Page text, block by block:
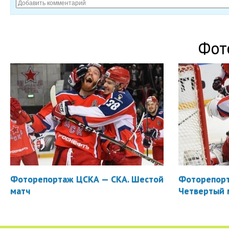
Фоторепортаж ЦСКА — СКА. Шестой
матч
Четвертый